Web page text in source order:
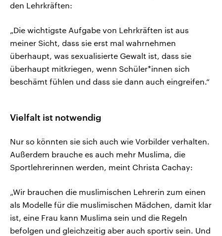
den Lehrkräften:
„Die wichtigste Aufgabe von Lehrkräften ist aus
meiner Sicht, dass sie erst mal wahrnehmen
überhaupt, was sexualisierte Gewalt ist, dass sie
überhaupt mitkriegen, wenn Schüler*innen sich
beschämt fühlen und dass sie dann auch eingreifen.“
Vielfalt ist notwendig
Nur so könnten sie sich auch wie Vorbilder verhalten.
Außerdem brauche es auch mehr Muslima, die
Sportlehrerinnen werden, meint Christa Cachay:
„Wir brauchen die muslimischen Lehrerin zum einen
als Modelle für die muslimischen Mädchen, damit klar
ist, eine Frau kann Muslima sein und die Regeln
befolgen und gleichzeitig aber auch sportiv sein. Und